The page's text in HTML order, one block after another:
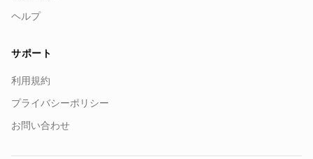
ヘルプ
サポート
利用規約
プライバシーポリシー
お問い合わせ